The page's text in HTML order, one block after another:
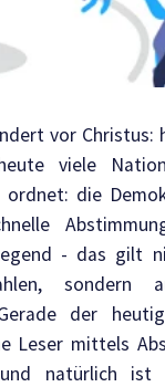
vor Christus:
viele
die
- das gilt
sondern
der
Leser mittels
und natürlich